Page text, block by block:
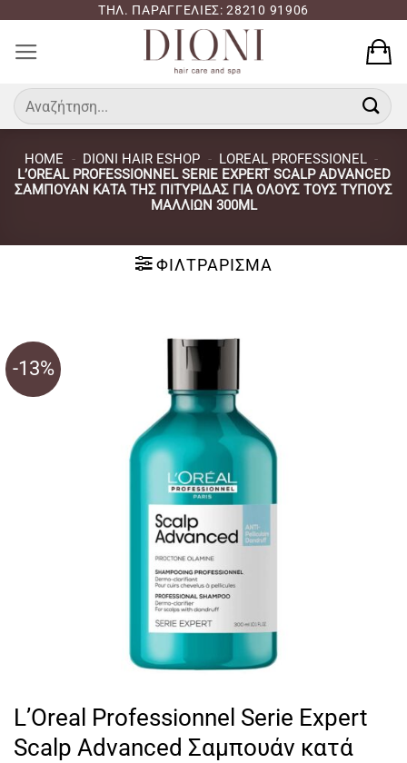
περιεχόμενο
ΤΗΛ. ΠΑΡΑΓΓΕΛΙΕΣ: 28210 91906
Αναζήτηση
για:
HOME - DIONI HAIR ESHOP - LOREAL PROFESSIONEL -
L’OREAL PROFESSIONNEL SERIE EXPERT SCALP ADVANCED
ΣΑΜΠΟΥΆΝ ΚΑΤΆ ΤΗΣ ΠΙΤΥΡΊΔΑΣ ΓΙΑ ΌΛΟΥΣ ΤΟΥΣ ΤΎΠΟΥΣ
ΜΑΛΛΙΏΝ 300ML
ΦΙΛΤΡΆΡΙΣΜΑ
-13%
L’Oreal Professionnel Serie Expert
Scalp Advanced Σαμπουάν κατά